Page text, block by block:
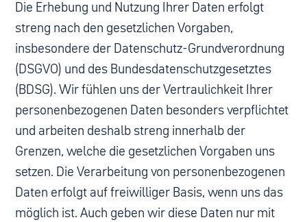
Die Erhebung und Nutzung Ihrer Daten erfolgt
streng nach den gesetzlichen Vorgaben,
insbesondere der Datenschutz-Grundverordnung
(DSGVO) und des Bundesdatenschutzgesetztes
(BDSG). Wir fühlen uns der Vertraulichkeit Ihrer
personenbezogenen Daten besonders verpflichtet
und arbeiten deshalb streng innerhalb der
Grenzen, welche die gesetzlichen Vorgaben uns
setzen. Die Verarbeitung von personenbezogenen
Daten erfolgt auf freiwilliger Basis, wenn uns das
möglich ist. Auch geben wir diese Daten nur mit